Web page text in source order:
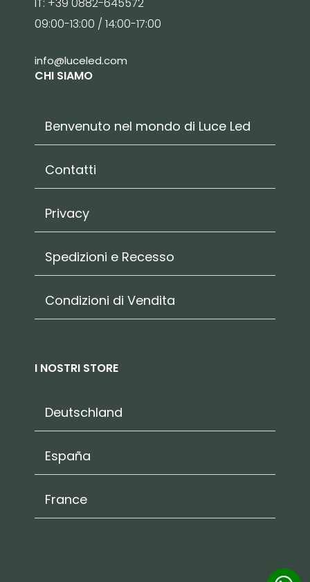
09:00-13:00 / 14:00-17:00
info@luceled.com
CHI SIAMO
Benvenuto nel mondo di Luce Led
Contatti
Privacy
Spedizioni e Recesso
Condizioni di Vendita
I NOSTRI STORE
Deutschland
España
France